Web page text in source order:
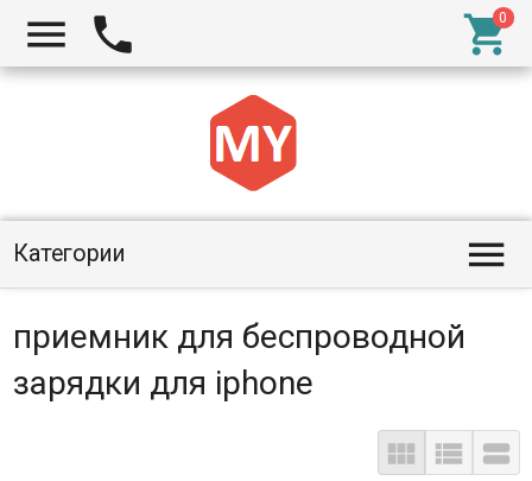
  
Категории 
приемник для беспроводной
зарядки для iphone
  